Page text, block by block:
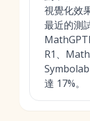
視覺化效
最近的測
R1、
達 17%。